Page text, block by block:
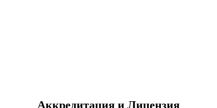
Аккредитация и Лицензия